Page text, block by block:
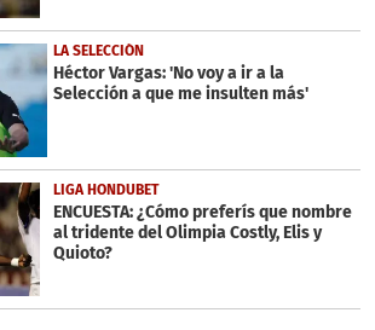
LA SELECCIÓN
Héctor Vargas: 'No voy a ir a la
Selección a que me insulten más'
LIGA HONDUBET
ENCUESTA: ¿Cómo preferís que nombre
al tridente del Olimpia Costly, Elis y
Quioto?